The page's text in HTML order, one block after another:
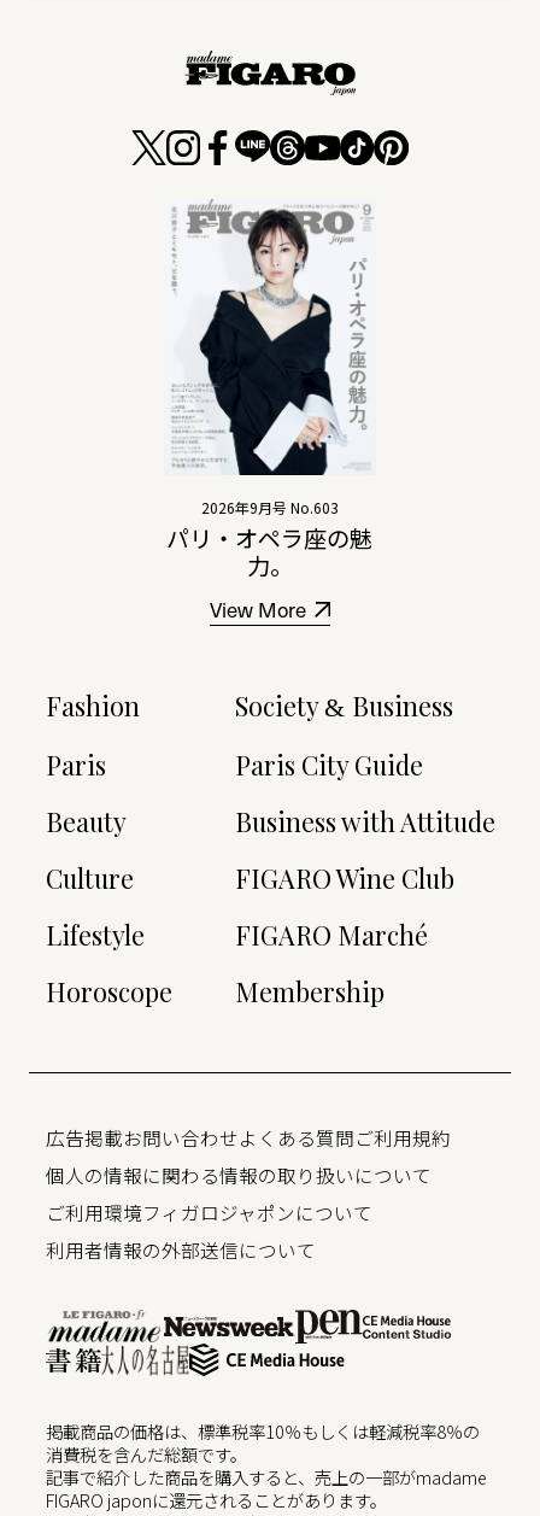
2026年9月号 No.603
パリ・オペラ座の魅
力。
View More
Fashion
Paris
Beauty
Culture
Lifestyle
Horoscope
Society& Business
Paris City Guide
Business with Attitude
FIGARO Wine Club
FIGARO Marché
Membership
広告掲載お問い合わせよくある質問ご利用規約
個人の情報に関わる情報の取り扱いについて
ご利用環境フィガロジャポンについて
利用者情報の外部送信について
掲載商品の価格は、標準税率10％もしくは軽減税率8％の
消費税を含んだ総額です。
記事で紹介した商品を購入すると、売上の一部がmadame
FIGARO japonに還元されることがあります。